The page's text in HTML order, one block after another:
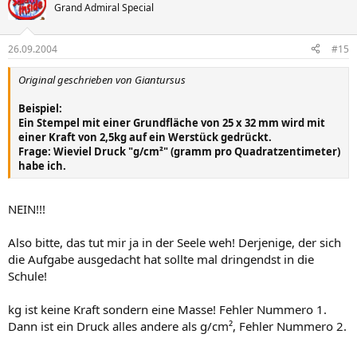
Grand Admiral Special
26.09.2004 #15
Original geschrieben von Giantursus
Beispiel:
Ein Stempel mit einer Grundfläche von 25 x 32 mm wird mit
einer Kraft von 2,5kg auf ein Werstück gedrückt.
Frage: Wieviel Druck "g/cm²" (gramm pro Quadratzentimeter)
habe ich.
NEIN!!!
Also bitte, das tut mir ja in der Seele weh! Derjenige, der sich
die Aufgabe ausgedacht hat sollte mal dringendst in die
Schule!
kg ist keine Kraft sondern eine Masse! Fehler Nummero 1.
Dann ist ein Druck alles andere als g/cm², Fehler Nummero 2.